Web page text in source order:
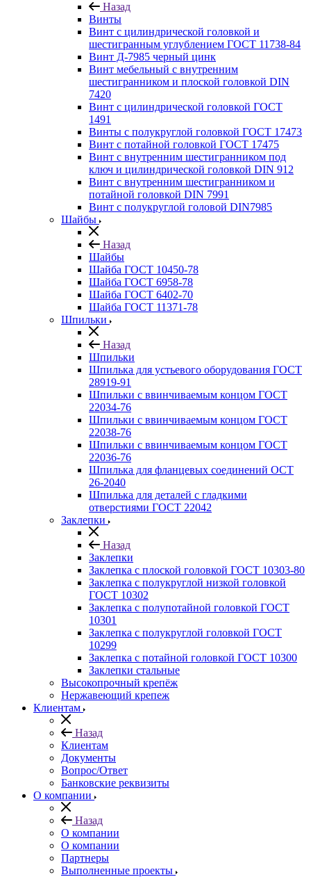
Назад
Винты
Винт с цилиндрической головкой и
шестигранным углублением ГОСТ 11738-84
Винт Д-7985 черный цинк
Винт мебельный с внутренним
шестигранником и плоской головкой DIN
7420
Винт с цилиндрической головкой ГОСТ
1491
Винты с полукруглой головкой ГОСТ 17473
Винт с потайной головкой ГОСТ 17475
Винт с внутренним шестигранником под
ключ и цилиндрической головкой DIN 912
Винт с внутренним шестигранником и
потайной головкой DIN 7991
Винт с полукруглой головой DIN7985
Шайбы
Назад
Шайбы
Шайба ГОСТ 10450-78
Шайба ГОСТ 6958-78
Шайба ГОСТ 6402-70
Шайба ГОСТ 11371-78
Шпильки
Назад
Шпильки
Шпилька для устьевого оборудования ГОСТ
28919-91
Шпильки с ввинчиваемым концом ГОСТ
22034-76
Шпильки с ввинчиваемым концом ГОСТ
22038-76
Шпильки с ввинчиваемым концом ГОСТ
22036-76
Шпилька для фланцевых соединений ОСТ
26-2040
Шпилька для деталей с гладкими
отверстиями ГОСТ 22042
Заклепки
Назад
Заклепки
Заклепка с плоской головкой ГОСТ 10303-80
Заклепка с полукруглой низкой головкой
ГОСТ 10302
Заклепка с полупотайной головкой ГОСТ
10301
Заклепка с полукруглой головкой ГОСТ
10299
Заклепка с потайной головкой ГОСТ 10300
Заклепки стальные
Высокопрочный крепёж
Нержавеющий крепеж
Клиентам
Назад
Клиентам
Документы
Вопрос/Ответ
Банковские реквизиты
О компании
Назад
О компании
О компании
Партнеры
Выполненные проекты